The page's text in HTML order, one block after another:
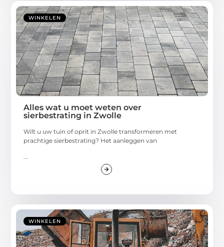
WINKELEN
Alles wat u moet weten over
sierbestrating in Zwolle
Wilt u uw tuin of oprit in Zwolle transformeren met
prachtige sierbestrating? Het aanleggen van
...
WINKELEN